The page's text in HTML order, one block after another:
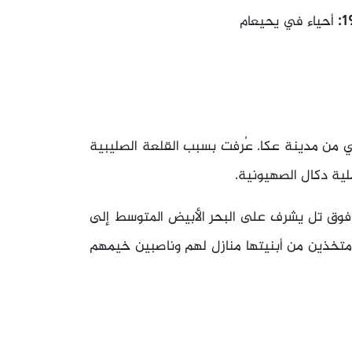
أحياء في يحيعام
مدينة عكا. عُرفت بسبب القلعة الصليبية
تل يشرف على البحر الأبيض المتوسط إلى
من أبنيتها منازل لهم وناصبين خيمهم